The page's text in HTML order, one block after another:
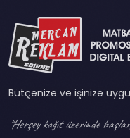
Bütçenize ve işinize
"Herşey kağıt üzerinde